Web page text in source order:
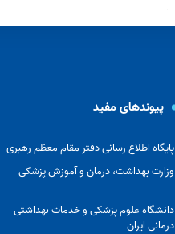
پیوندهای مفید
پایگاه اطلاع رسانی دفتر مقام معظم رهبری
وزارت بهداشت، درمان و آموزش پزشکی
دانشگاه علوم پزشکی و خدمات بهداشتی
درمانی ایران